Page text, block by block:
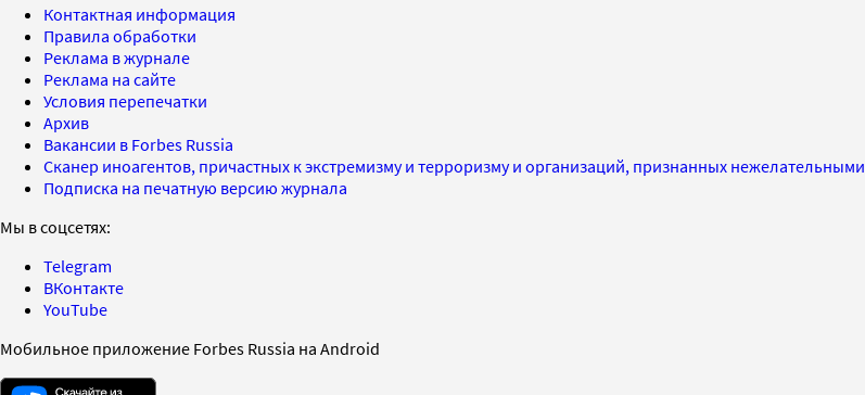
Контактная информация
Правила обработки
Реклама в журнале
Реклама на сайте
Условия перепечатки
Архив
Вакансии в Forbes Russia
Сканер иноагентов, причастных к экстремизму и терроризму и организаций, признанных нежелательными
Подписка на печатную версию журнала
Мы в соцсетях:
Telegram
ВКонтакте
YouTube
Мобильное приложение Forbes Russia на Android